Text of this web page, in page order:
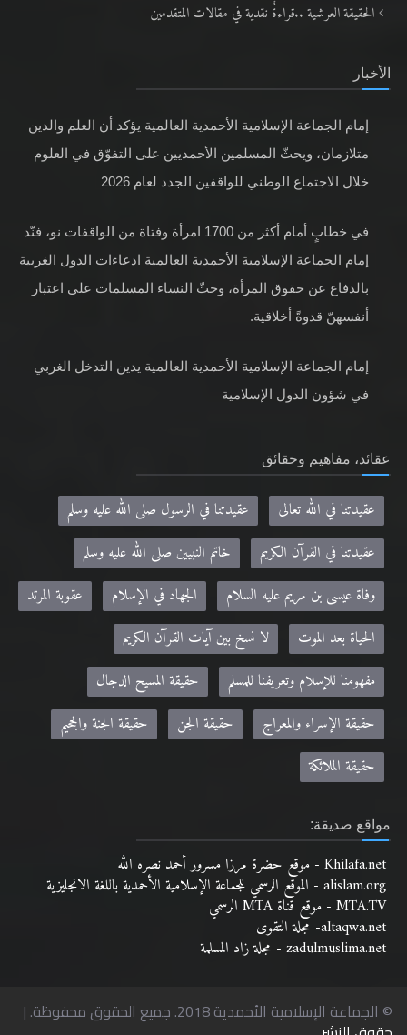
الحقيقة العرشية ..قراءةٌ نقدية في مقالات المتقدمين
الأخبار
إمام الجماعة الإسلامية الأحمدية العالمية يؤكد أن العلم والدين
متلازمان، ويحثّ المسلمين الأحمديين على التفوّق في العلوم
خلال الاجتماع الوطني للواقفين الجدد لعام 2026
في خطابٍ أمام أكثر من 1700 امرأة وفتاة من الواقفات نو، فنّد
إمام الجماعة الإسلامية الأحمدية العالمية ادعاءات الدول الغربية
بالدفاع عن حقوق المرأة، وحثّ النساء المسلمات على اعتبار
أنفسهنّ قدوةً أخلاقية.
إمام الجماعة الإسلامية الأحمدية العالمية يدين التدخل الغربي
في شؤون الدول الإسلامية
عقائد، مفاهيم وحقائق
عقيدتنا في الله تعالى
عقيدتنا في الرسول صلى الله عليه وسلم
عقيدتنا في القرآن الكريم
خاتم النبيين صلى الله عليه وسلم
وفاة عيسى بن مريم عليه السلام
الجهاد في الإسلام
عقوبة المرتد
الحياة بعد الموت
لا نسخ بين آيات القرآن الكريم
مفهومنا للإسلام وتعريفنا للمسلم
حقيقة المسيح الدجال
حقيقة الإسراء والمعراج
حقيقة الجن
حقيقة الجنة والجحيم
حقيقة الملائكة
مواقع صديقة:
Khilafa.net - موقع حضرة مرزا مسرور أحمد نصره الله
alislam.org - الموقع الرسمي للجماعة الإسلامية الأحمدية باللغة الانجليزية
MTA.TV - موقع قناة MTA الرسمي
altaqwa.net- مجلة التقوى
zadulmuslima.net - مجلة زاد المسلمة
© الجماعة الإسلامية الأحمدية 2018. جميع الحقوق محفوظة. |